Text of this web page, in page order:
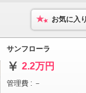
お気に入
サンフローラ
2.2万円
管理費 : －